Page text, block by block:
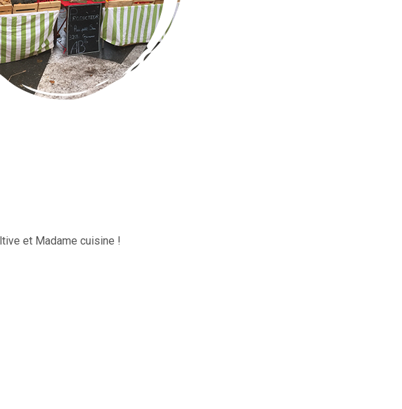
et Madame cuisine !